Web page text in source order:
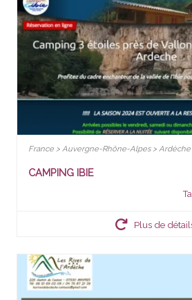
France > Auvergne-Rhône-Alpes >
CAMPING IBIE
Plus de